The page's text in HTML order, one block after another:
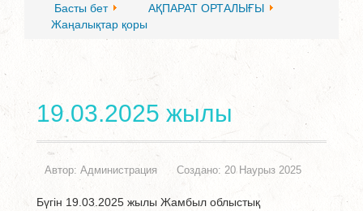
Басты бет
АҚПАРАТ ОРТАЛЫҒЫ
Жаңалықтар қоры
19.03.2025 жылы
Автор: Администрация Создано: 20 Наурыз 2025
Бүгін 19.03.2025 жылы Жамбыл облыстық